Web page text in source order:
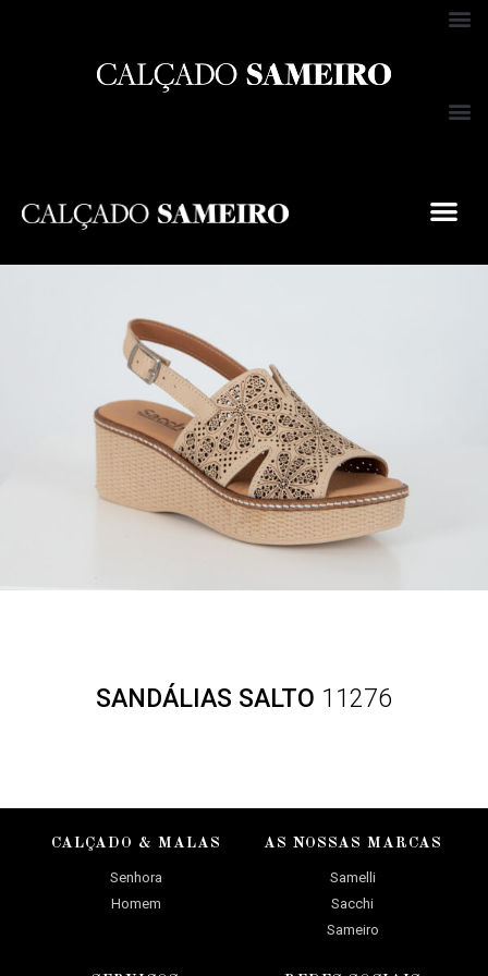
SANDÁLIAS SALTO 11276
CALÇADO & MALAS
Senhora
Homem
AS NOSSAS MARCAS
Samelli
Sacchi
Sameiro